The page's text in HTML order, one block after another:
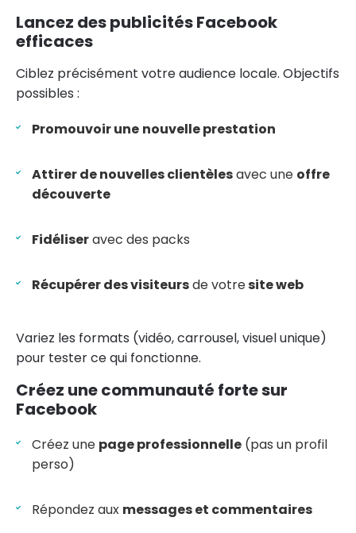
Lancez des publicités Facebook
efficaces
Ciblez précisément votre audience locale. Objectifs
possibles :
Promouvoir une nouvelle prestation
Attirer de nouvelles clientèlesavec une offre
découverte
Fidéliseravec des packs
Récupérer des visiteursde votresite web
Variez les formats (vidéo, carrousel, visuel unique)
pour tester ce qui fonctionne.
Créez une communauté forte sur
Facebook
Créez une page professionnelle (pas un profil
perso)
Répondez aux messages et commentaires